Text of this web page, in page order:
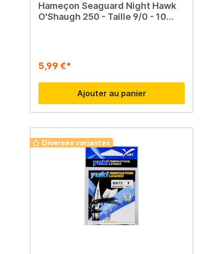
Hameçon Seaguard Night Hawk
O'Shaugh 250 - Taille 9/0 - 10
5,99 €*
Ajouter au panier
Diverses variantes